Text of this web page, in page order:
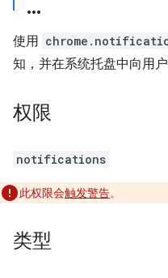
使用
知，并在系统托盘中向用户
权限
notifications
此权限会触发警告。
类型